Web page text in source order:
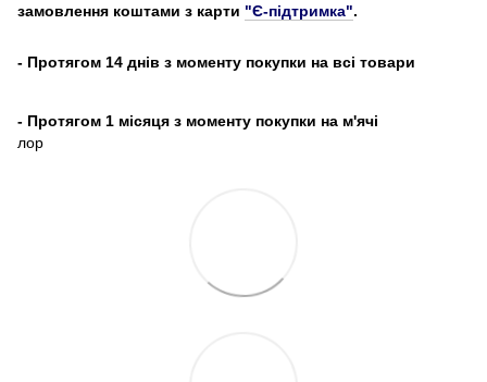
замовлення коштами з карти "Є-підтримка".
- Протягом 14 днів з моменту покупки на всі товари
- Протягом 1 місяця з моменту покупки на м'ячі
лор